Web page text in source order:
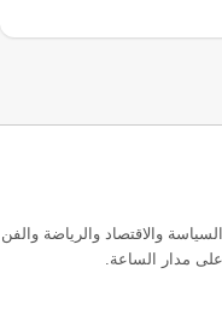
والاقتصاد والرياضة والفن
مدار الساعة.